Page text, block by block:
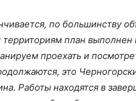
по большинству
план выполнен
проехать и
это
Работы находятся в